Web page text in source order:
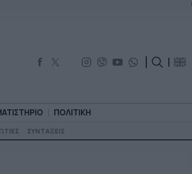
ΠΟΛΙΤΙΚΗ
ΣΥΝΤΑΞΕΙΣ